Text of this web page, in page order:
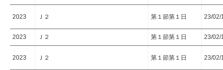
2023 Ｊ２ 第１節第１日 23/02/
2023 Ｊ２ 第１節第１日 23/02/
2023 Ｊ２ 第１節第１日 23/02/